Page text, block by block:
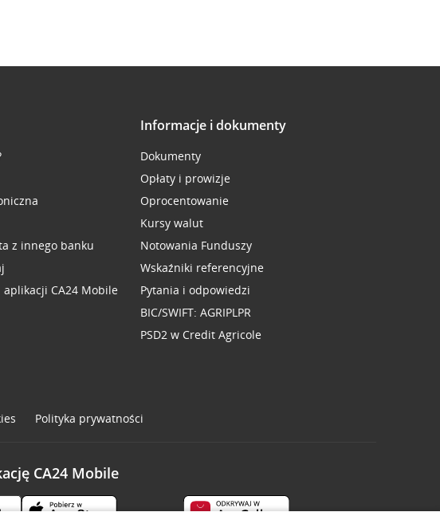
z innego banku
aplikacji CA24 Mobile
Informacje i dokumenty
Dokumenty
Opłaty i prowizje
Oprocentowanie
Kursy walut
Notowania Funduszy
Wskaźniki referencyjne
Pytania i odpowiedzi
BIC/SWIFT: AGRIPLPR
PSD2 w Credit Agricole
Polityka prywatności
CA24 Mobile